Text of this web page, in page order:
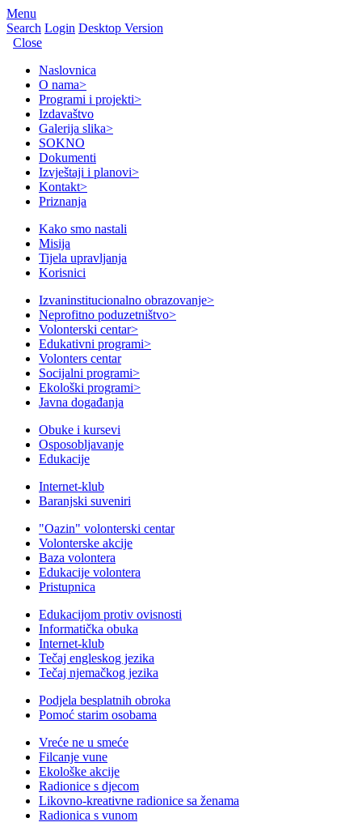
Menu
Search Login Desktop Version
Close
Naslovnica
O nama>
Programi i projekti>
Izdavaštvo
Galerija slika>
SOKNO
Dokumenti
Izvještaji i planovi>
Kontakt>
Priznanja
Kako smo nastali
Misija
Tijela upravljanja
Korisnici
Izvaninstitucionalno obrazovanje>
Neprofitno poduzetništvo>
Volonterski centar>
Edukativni programi>
Volonters centar
Socijalni programi>
Ekološki programi>
Javna događanja
Obuke i kursevi
Osposobljavanje
Edukacije
Internet-klub
Baranjski suveniri
"Oazin" volonterski centar
Volonterske akcije
Baza volontera
Edukacije volontera
Pristupnica
Edukacijom protiv ovisnosti
Informatička obuka
Internet-klub
Tečaj engleskog jezika
Tečaj njemačkog jezika
Podjela besplatnih obroka
Pomoć starim osobama
Vreće ne u smeće
Filcanje vune
Ekološke akcije
Radionice s djecom
Likovno-kreativne radionice sa ženama
Radionica s vunom